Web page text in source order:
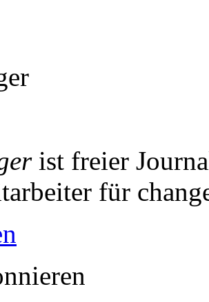
ist freier
für